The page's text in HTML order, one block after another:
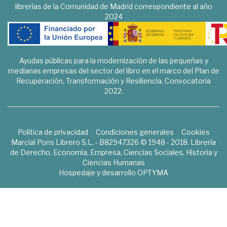
librerías de la Comunidad de Madrid correspondiente al año
2024
Ayudas públicas para la modernización de las pequeñas y
medianas empresas del sector del libro en el marco del Plan de
Recuperación, Transformación y Resiliencia. Convocatoria
2022.
Política de privacidad Condiciones generales
Cookies
Marcial Pons Librero S.L. - B82947326 © 1948 - 2018. Librería
de Derecho, Economía, Empresa, Ciencias Sociales, Historia y
Ciencias Humanas
Hospedaje y desarrollo OPTYMA